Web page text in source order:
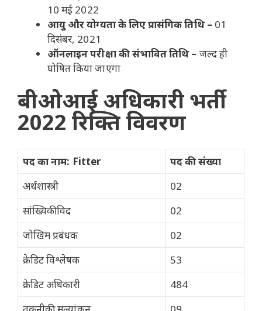
10 मई 2022
आयु और योग्यता के लिए प्रासंगिक तिथि – 01
दिसंबर, 2021
ऑनलाइन परीक्षा की संभावित तिथि – जल्द ही
घोषित किया जाएगा
बीओआई अधिकारी भर्ती
2022 रिक्ति विवरण
पद का नाम: Fitter
पद की संख्या
अर्थशास्त्री
02
सांख्यिकीविद
02
जोखिम प्रबंधक
02
क्रेडिट विश्लेषक
53
क्रेडिट अधिकारी
484